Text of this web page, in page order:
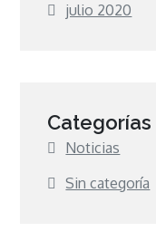
julio 2020
Categorías
Noticias
Sin categoría